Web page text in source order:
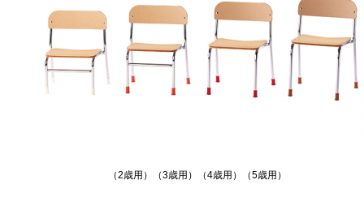
（2歳用）（3歳用）（4歳用）（5歳用）